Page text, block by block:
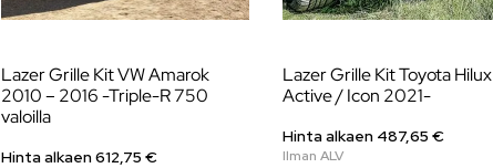
Lazer Grille Kit VW Amarok
2010 – 2016 -Triple-R 750
valoilla
Hinta alkaen612,75 €
Lazer Grille Kit Toyota Hilux
Active / Icon 2021-
Hinta alkaen 487,65€